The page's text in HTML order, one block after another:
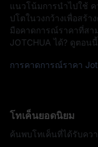
แนวโน้มการนำไปใช้
ปโตในวงกว้างเพื่อสร้า
มือคาดการณ์ราคาที่สา
JOTCHUA ได้? ดูตอนนี้
การคาดการณ์ราคา
โทเค็นยอดนิยม
ค้นพบโทเค็นที่ได้รับคว